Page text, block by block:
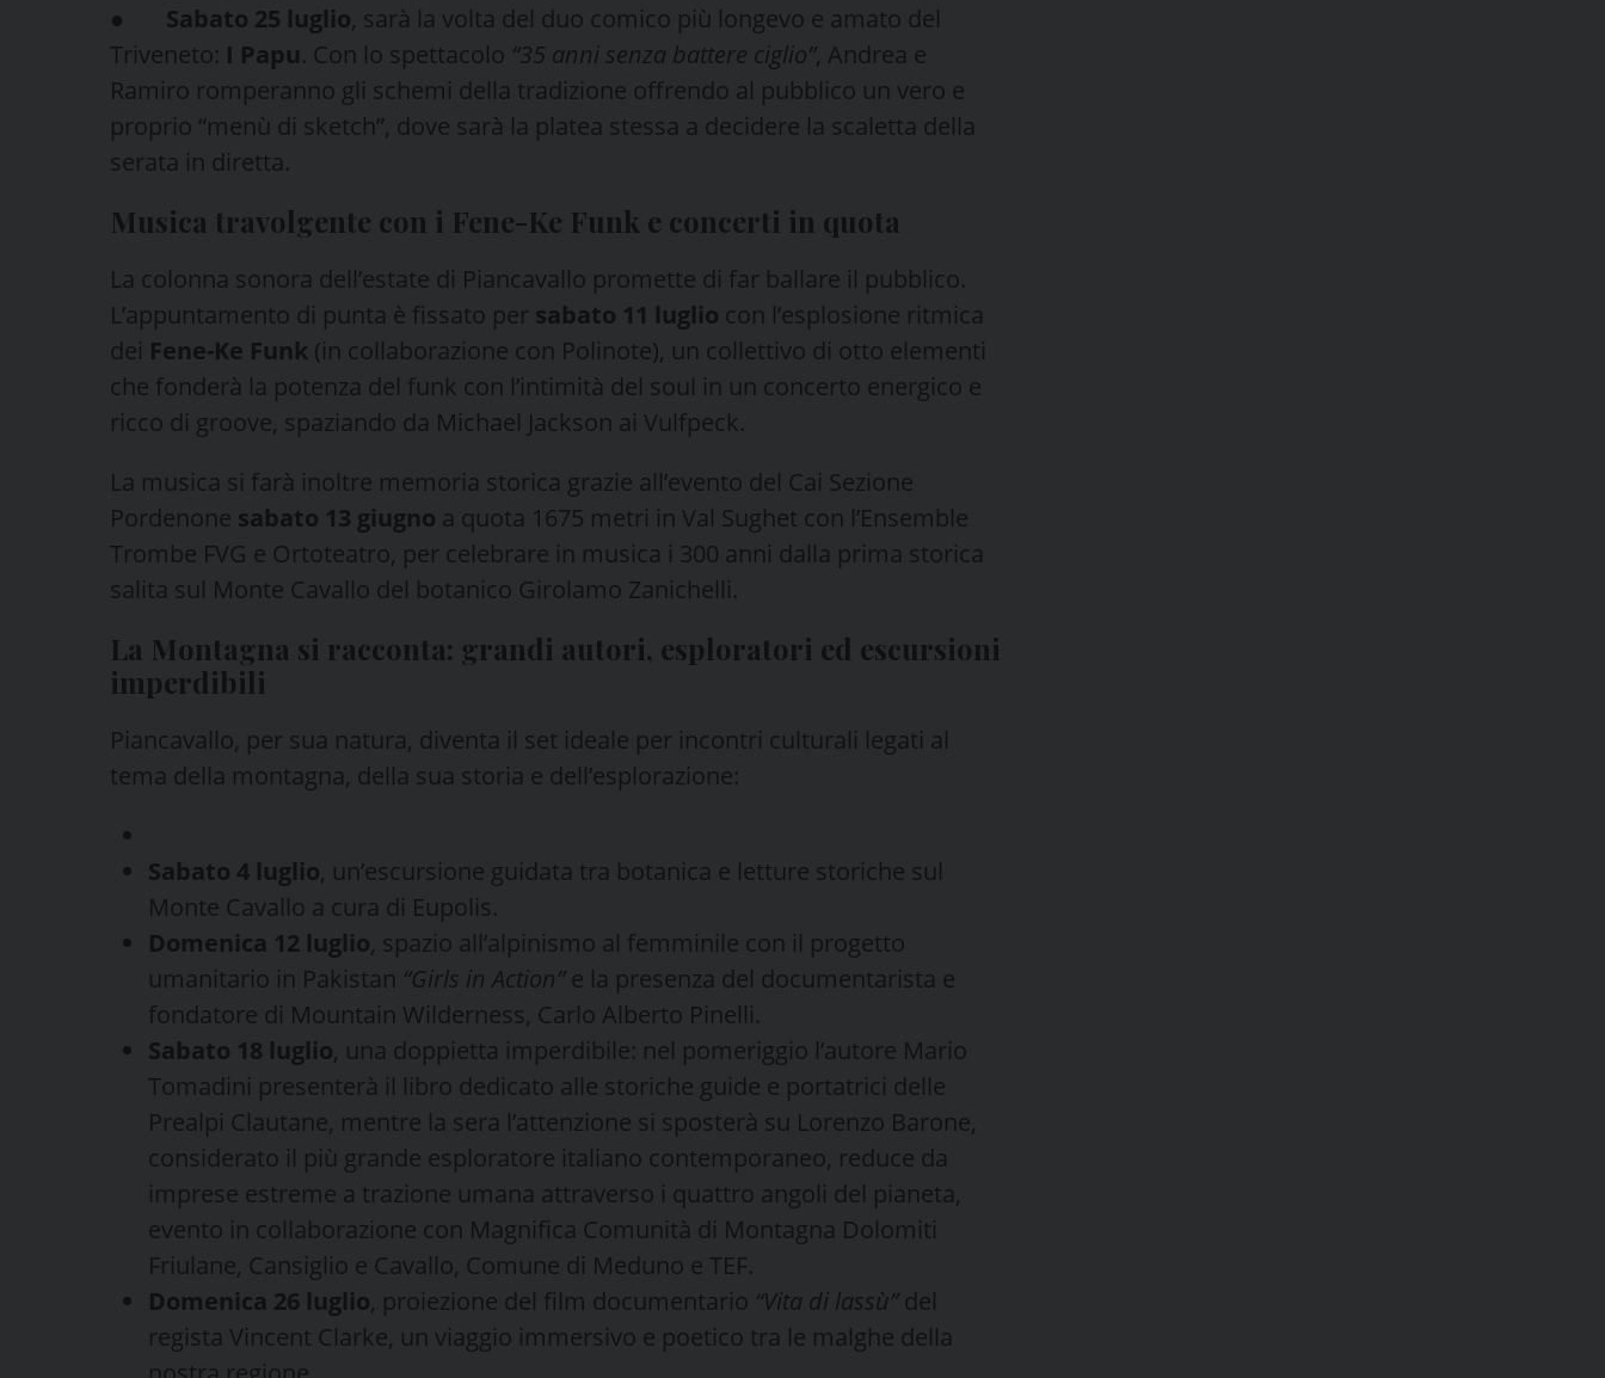
● Sabato 25 luglio, sarà la volta del duo comico più longevo e amato del
Triveneto: I Papu. Con lo spettacolo “35 anni senza battere ciglio”, Andrea e
Ramiro romperanno gli schemi della tradizione offrendo al pubblico un vero e
proprio “menù di sketch”, dove sarà la platea stessa a decidere la scaletta della
serata in diretta.
Musica travolgente con i Fene-Ke Funk e concerti in quota
La colonna sonora dell’estate di Piancavallo promette di far ballare il pubblico.
L’appuntamento di punta è fissato per sabato 11 luglio con l’esplosione ritmica
dei Fene-Ke Funk (in collaborazione con Polinote), un collettivo di otto elementi
che fonderà la potenza del funk con l’intimità del soul in un concerto energico e
ricco di groove, spaziando da Michael Jackson ai Vulfpeck.
La musica si farà inoltre memoria storica grazie all’evento del Cai Sezione
Pordenone sabato 13 giugno a quota 1675 metri in Val Sughet con l’Ensemble
Trombe FVG e Ortoteatro, per celebrare in musica i 300 anni dalla prima storica
salita sul Monte Cavallo del botanico Girolamo Zanichelli.
La Montagna si racconta: grandi autori, esploratori ed escursioni
imperdibili
Piancavallo, per sua natura, diventa il set ideale per incontri culturali legati al
tema della montagna, della sua storia e dell’esplorazione:
Sabato 4 luglio, un’escursione guidata tra botanica e letture storiche sul
Monte Cavallo a cura di Eupolis.
Domenica 12 luglio, spazio all’alpinismo al femminile con il progetto
umanitario in Pakistan “Girls in Action”e la presenza del documentarista e
fondatore di Mountain Wilderness, Carlo Alberto Pinelli.
Sabato 18 luglio, una doppietta imperdibile: nel pomeriggio l’autore Mario
Tomadini presenterà il libro dedicato alle storiche guide e portatrici delle
Prealpi Clautane, mentre la sera l’attenzione si sposterà su Lorenzo Barone,
considerato il più grande esploratore italiano contemporaneo, reduce da
imprese estreme a trazione umana attraverso i quattro angoli del pianeta,
evento in collaborazione con Magnifica Comunità di Montagna Dolomiti
Friulane, Cansiglio e Cavallo, Comune di Meduno e TEF.
Domenica 26 luglio, proiezione del film documentario “Vita di lassù”del
regista Vincent Clarke, un viaggio immersivo e poetico tra le malghe della